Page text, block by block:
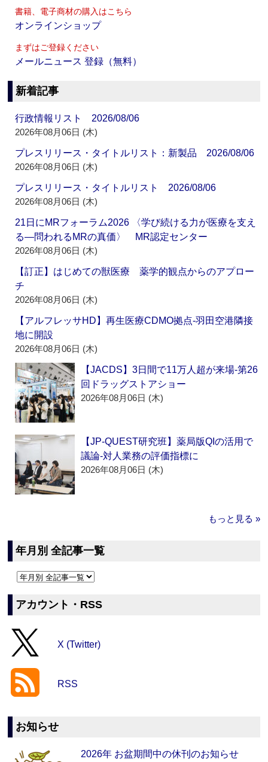
書籍、電子商材の購入はこちら
オンラインショップ
まずはご登録ください
メールニュース 登録（無料）
新着記事
行政情報リスト 2026/08/06
2026年08月06日 (木)
プレスリリース・タイトルリスト：新製品 2026/08/06
2026年08月06日 (木)
プレスリリース・タイトルリスト 2026/08/06
2026年08月06日 (木)
21日にMRフォーラム2026 〈学び続ける力が医療を支え
る―問われるMRの真価〉 MR認定センター
2026年08月06日 (木)
【訂正】はじめての獣医療 薬学的観点からのアプロー
チ
2026年08月06日 (木)
【アルフレッサHD】再生医療CDMO拠点‐羽田空港隣接
地に開設
2026年08月06日 (木)
【JACDS】3日間で11万人超が来場‐第26
回ドラッグストアショー
2026年08月06日 (木)
【JP-QUEST研究班】薬局版QIの活用で
議論‐対人業務の評価指標に
2026年08月06日 (木)
もっと見る »
年月別 全記事一覧
アカウント・RSS
X (Twitter)
RSS
お知らせ
2026年 お盆期間中の休刊のお知らせ